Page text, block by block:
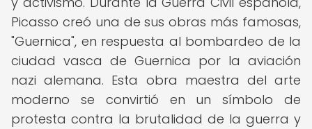
Picasso creó una de sus obras más famosas,
"Guernica", en respuesta al bombardeo de la
ciudad vasca de Guernica por la aviación
nazi alemana. Esta obra maestra del arte
moderno se convirtió en un símbolo de
protesta contra la brutalidad de la guerra y